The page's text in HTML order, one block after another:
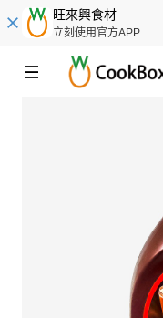
旺來興食材
立刻使用官方APP